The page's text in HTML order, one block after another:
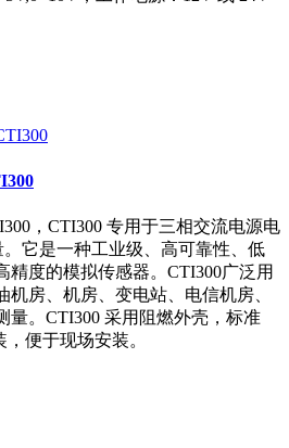
，CTI300 专用于三相交流电源电
它是一种工业级、高可靠性、低
精度的模拟传感器。CTI300广泛用
机房、机房、变电站、电信机房、
量。CTI300 采用阻燃外壳，标准
便于现场安装。